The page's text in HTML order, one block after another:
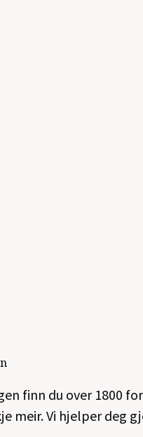
finn du over 1800
meir. Vi hjelper